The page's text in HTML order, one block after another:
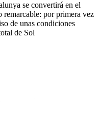
se convertirá en el
remarcable: por primera vez
de unas condiciones
de Sol